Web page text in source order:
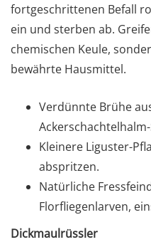
fortgeschrittenen Befall
ein und sterben ab.
chemischen Keule,
bewährte Hausmittel.
Verdünnte Brühe
Kleinere Liguster-
abspritzen.
Natürliche
Florfliegenlarven,
Dickmaulrüssler